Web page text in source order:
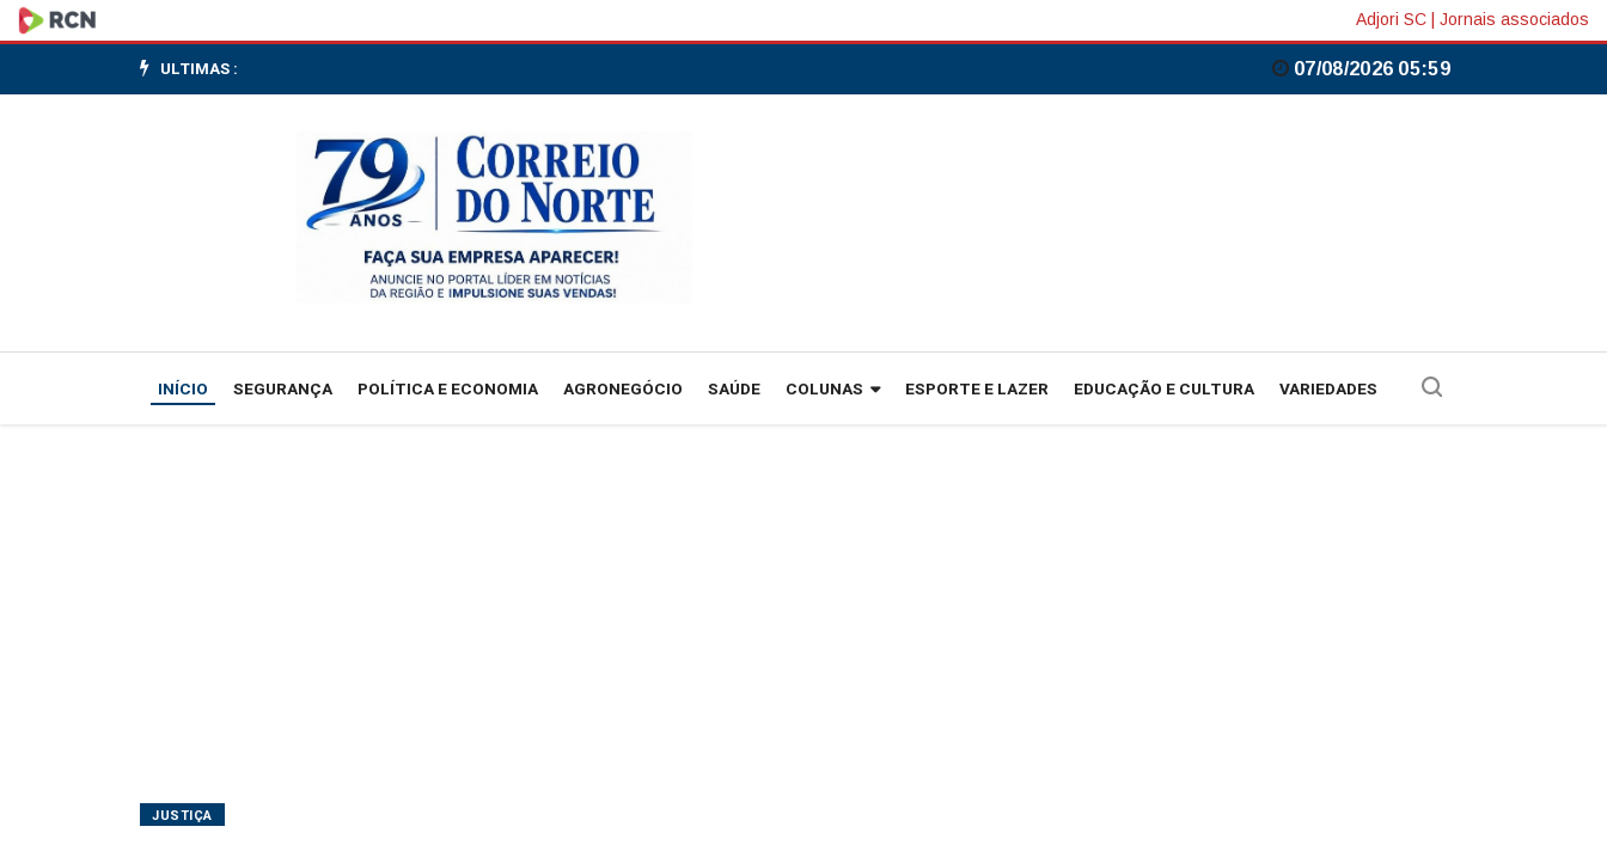
PGR
pede
Monique
Medeiros
Adjori SC Jornais associados
ULTIMAS : 07/08/2026 05:59
INÍCIO SEGURANÇA POLÍTICA E ECONOMIA AGRONEGÓCIO SAÚDE COLUNAS ESPORTE E LAZER EDUCAÇÃO E CULTURA VARIEDADES
JUSTIÇA